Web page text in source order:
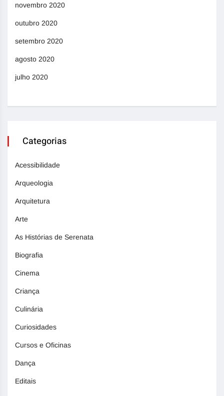
novembro 2020
outubro 2020
setembro 2020
agosto 2020
julho 2020
Categorias
Acessibilidade
Arqueologia
Arquitetura
Arte
As Histórias de Serenata
Biografia
Cinema
Criança
Culinária
Curiosidades
Cursos e Oficinas
Dança
Editais